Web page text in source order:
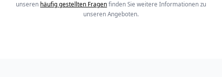
unseren häufig gestellten Fragen finden Sie weitere Informationen zu
unseren Angeboten.